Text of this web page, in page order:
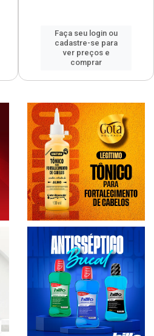
Faça seu login ou
cadastre-se para
ver preços e
comprar